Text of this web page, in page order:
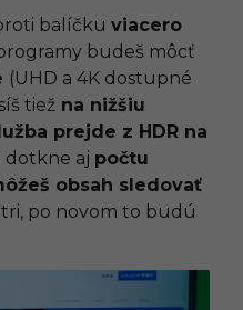
balíčku viacero
budeš môcť
(UHD a 4K dostupné
tiež na nižšiu
prejde z HDR na
dotkne aj počtu
obsah sledovať
po novom to budú